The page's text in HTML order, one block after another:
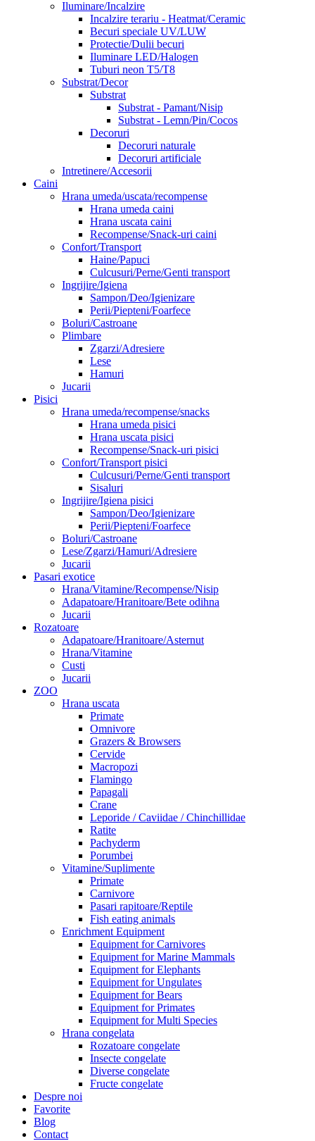
Iluminare/Incalzire
Incalzire terariu - Heatmat/Ceramic
Becuri speciale UV/LUW
Protectie/Dulii becuri
Iluminare LED/Halogen
Tuburi neon T5/T8
Substrat/Decor
Substrat
Substrat - Pamant/Nisip
Substrat - Lemn/Pin/Cocos
Decoruri
Decoruri naturale
Decoruri artificiale
Intretinere/Accesorii
Caini
Hrana umeda/uscata/recompense
Hrana umeda caini
Hrana uscata caini
Recompense/Snack-uri caini
Confort/Transport
Haine/Papuci
Culcusuri/Perne/Genti transport
Ingrijire/Igiena
Sampon/Deo/Igienizare
Perii/Piepteni/Foarfece
Boluri/Castroane
Plimbare
Zgarzi/Adresiere
Lese
Hamuri
Jucarii
Pisici
Hrana umeda/recompense/snacks
Hrana umeda pisici
Hrana uscata pisici
Recompense/Snack-uri pisici
Confort/Transport pisici
Culcusuri/Perne/Genti transport
Sisaluri
Ingrijire/Igiena pisici
Sampon/Deo/Igienizare
Perii/Piepteni/Foarfece
Boluri/Castroane
Lese/Zgarzi/Hamuri/Adresiere
Jucarii
Pasari exotice
Hrana/Vitamine/Recompense/Nisip
Adapatoare/Hranitoare/Bete odihna
Jucarii
Rozatoare
Adapatoare/Hranitoare/Asternut
Hrana/Vitamine
Custi
Jucarii
ZOO
Hrana uscata
Primate
Omnivore
Grazers & Browsers
Cervide
Macropozi
Flamingo
Papagali
Crane
Leporide / Caviidae / Chinchillidae
Ratite
Pachyderm
Porumbei
Vitamine/Suplimente
Primate
Carnivore
Pasari rapitoare/Reptile
Fish eating animals
Enrichment Equipment
Equipment for Carnivores
Equipment for Marine Mammals
Equipment for Elephants
Equipment for Ungulates
Equipment for Bears
Equipment for Primates
Equipment for Multi Species
Hrana congelata
Rozatoare congelate
Insecte congelate
Diverse congelate
Fructe congelate
Despre noi
Favorite
Blog
Contact